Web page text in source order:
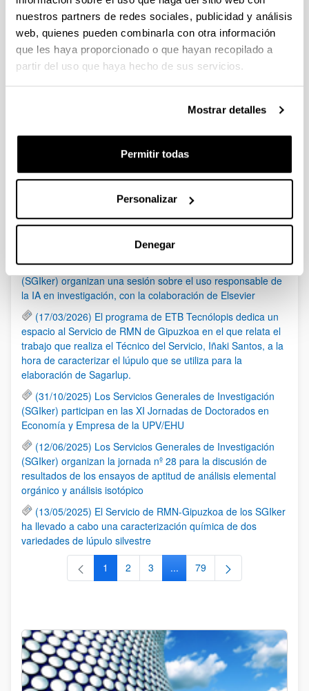
nuestros partners de redes sociales, publicidad y análisis
web, quienes pueden combinarla con otra información
que les haya proporcionado o que hayan recopilado a
partir del uso que haya hecho de sus servicios.
Mostrar detalles
Permitir todas
Personalizar
Denegar
Se ha publicado la propuesta de adjudicación.
Bioeconomía 2023 - Ayudas a proyectos de innovación en
bioeconomía
Páginas intermedias Use TAB para desplazarse.
Página
37 Página
38 Página
39
RSS
(21/05/2026) Los Servicios Generales de Investigación
(SGIker) organizan una sesión sobre el uso responsable de
la IA en investigación, con la colaboración de Elsevier
(17/03/2026) El programa de ETB Tecnólopis dedica un
espacio al Servicio de RMN de Gipuzkoa en el que relata el
trabajo que realiza el Técnico del Servicio, Iñaki Santos, a la
hora de caracterizar el lúpulo que se utiliza para la
elaboración de Sagarlup.
(31/10/2025) Los Servicios Generales de Investigación
(SGIker) participan en las XI Jornadas de Doctorados en
Economía y Empresa de la UPV/EHU
(12/06/2025) Los Servicios Generales de Investigación
(SGIker) organizan la jornada nº 28 para la discusión de
resultados de los ensayos de aptitud de análisis elemental
orgánico y análisis isotópico
(13/05/2025) El Servicio de RMN-Gipuzkoa de los SGIker
ha llevado a cabo una caracterización química de dos
variedades de lúpulo silvestre
Página
1 Página
2 Página
3 ...Páginas intermedias Use TAB
Página
79